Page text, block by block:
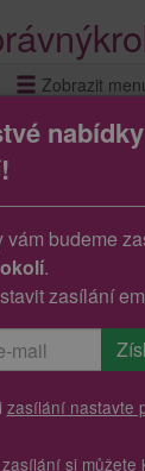
Zobrazit
vám budeme
.
zasílání
zasílání nastavte
si můžete